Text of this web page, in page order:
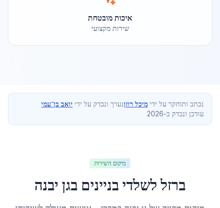
איכות מובטחת
שירות מקצועי
נכתב ותוחקר על ידי מיכל רוזןנערך ונבדק על ידי יואב בן־עמי
עודכן ונבדק ב-2026
מיקום השירות
ברזל לשלדי בניינים בגן יבנה